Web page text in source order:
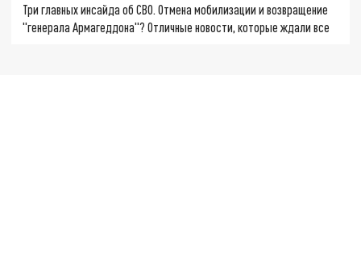
Три главных инсайда об СВО. Отмена мобилизации и возвращение
"генерала Армагеддона"? Отличные новости, которые ждали все